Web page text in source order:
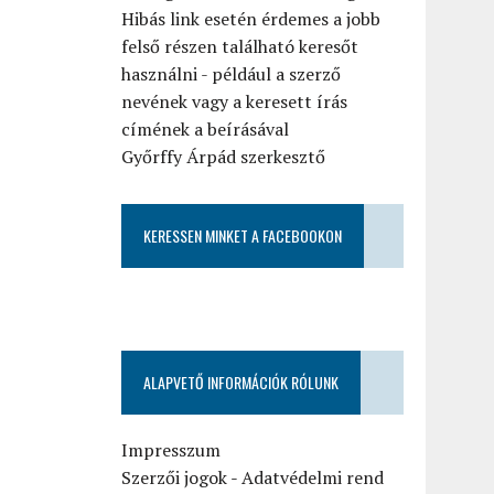
Hibás link esetén érdemes a jobb
felső részen található keresőt
használni - például a szerző
nevének vagy a keresett írás
címének a beírásával
Győrffy Árpád szerkesztő
KERESSEN MINKET A FACEBOOKON
ALAPVETŐ INFORMÁCIÓK RÓLUNK
Impresszum
Szerzői jogok-Adatvédelmi rend